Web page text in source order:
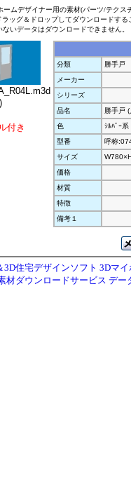
ームデザイナー用の素材(パーツ/テクス
ッグ＆ドロップしてダウンロードす
ないデータはダウンロードできません。
付き
分類
勝手戸
メーカー
シリーズ
品名
勝手戸
色
ｼﾙﾊﾞｰ系
型番
呼称
サイズ
価格
材質
特徴
備考１
3D住宅デザインソフト 3Dマ
材ダウンロードサービス デー